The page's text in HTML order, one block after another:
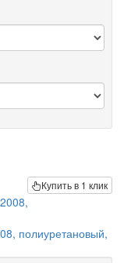
Купить в 1 клик
полиуретановый,